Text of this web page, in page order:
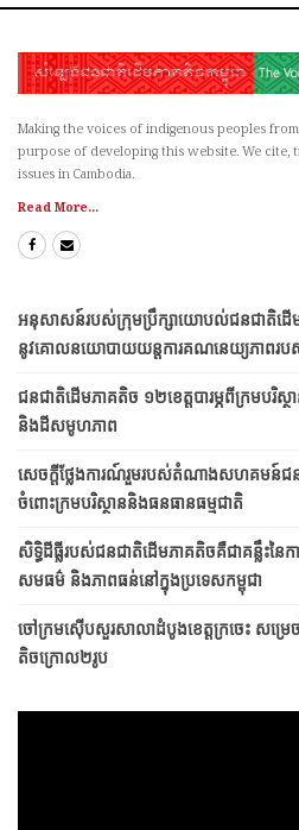
Making the voices of indigenous peoples
purpose of developing this website. We cite,
issues in Cambodia.
Read More...
អនុសាសន៍របស់ក្រុមប្រឹក្សាយោបល់ជនជាតិដើ
នូវគោលនយោបាយយន្តការគណនេយ្យភាពរប
ជនជាតិ​ដើម​ភាគតិច ១២​ខេត្ត​​បារម្ភ​ពី​ក្រម​បរិស្
និង​ដី​សមូហភាព
សេចក្តីថ្លែងការណ៍រួមរបស់តំណាងសហគមន៍ជន
ចំពោះក្រមបរិស្ថាននិងធនធានធម្មជាតិ
សិទ្ធិដីធ្លីរបស់ជនជាតិដើមភាគតិចគឺជាគន្លឹះនៃ
សមធម៌ និងភាពធន់នៅក្នុងប្រទេសកម្ពុជា
ចៅក្រមស៊ើបសួរសាលាដំបូងខេត្តក្រចេះ សម្រ
តិចក្រោល២រូប